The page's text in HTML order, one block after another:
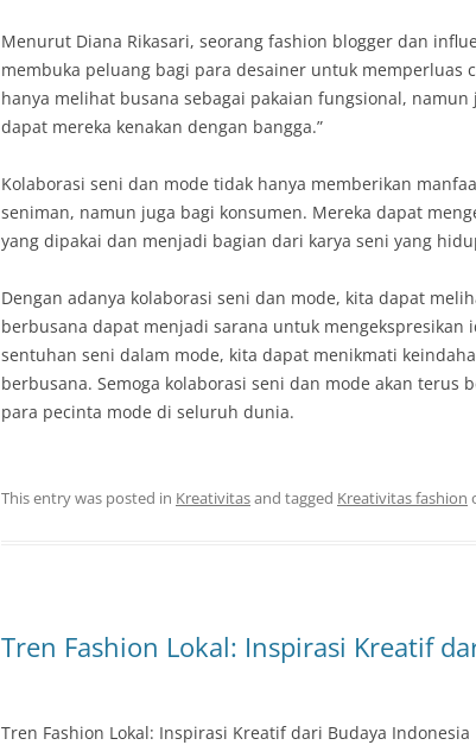
Menurut Diana Rikasari, seorang fashion blogger dan
membuka peluang bagi para desainer untuk memperluas
hanya melihat busana sebagai pakaian fungsional, namun
dapat mereka kenakan dengan bangga.”
Kolaborasi seni dan mode tidak hanya memberikan
seniman, namun juga bagi konsumen. Mereka dapat
yang dipakai dan menjadi bagian dari karya seni yang
Dengan adanya kolaborasi seni dan mode, kita dapat
berbusana dapat menjadi sarana untuk mengekspresikan
sentuhan seni dalam mode, kita dapat menikmati
berbusana. Semoga kolaborasi seni dan mode akan terus
para pecinta mode di seluruh dunia.
This entry was posted in Kreativitasand tagged Kreativitas fashion
Tren Fashion Lokal: Inspirasi Kreatif
Tren Fashion Lokal: Inspirasi Kreatif dari Budaya Indonesia